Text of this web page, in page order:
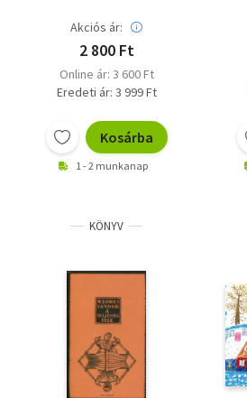
Akciós ár:
2 800 Ft
Online ár: 3 600 Ft
Eredeti ár: 3 999 Ft
Kosárba
1 - 2 munkanap
KÖNYV